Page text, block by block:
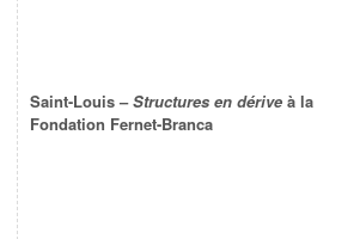
Saint-Louis –Structures en dérive à la
Fondation Fernet-Branca